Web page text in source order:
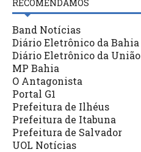
RECOMENDAMOS
Band Notícias
Diário Eletrônico da Bahia
Diário Eletrônico da União
MP Bahia
O Antagonista
Portal G1
Prefeitura de Ilhéus
Prefeitura de Itabuna
Prefeitura de Salvador
UOL Notícias